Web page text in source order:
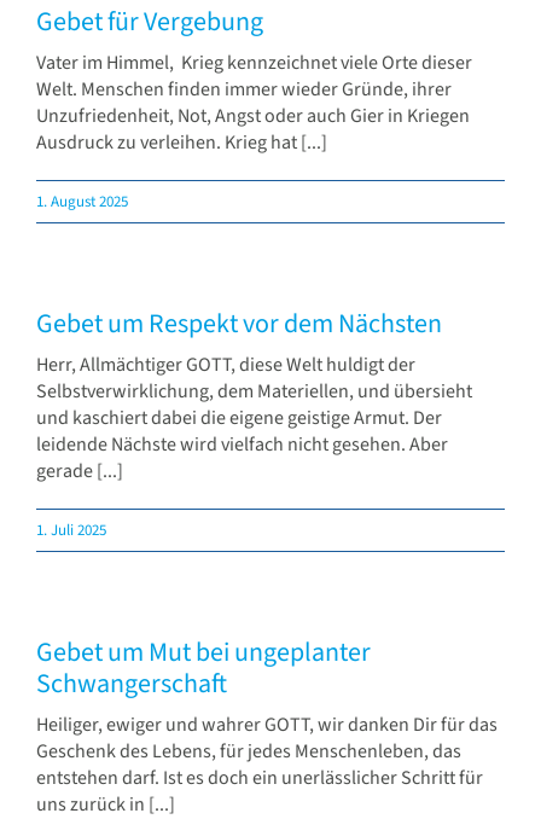
Gebet für Vergebung
Vater im Himmel, Krieg kennzeichnet viele Orte dieser
Welt. Menschen finden immer wieder Gründe, ihrer
Unzufriedenheit, Not, Angst oder auch Gier in Kriegen
Ausdruck zu verleihen. Krieg hat [...]
1. August 2025
Gebet um Respekt vor dem Nächsten
Herr, Allmächtiger GOTT, diese Welt huldigt der
Selbstverwirklichung, dem Materiellen, und übersieht
und kaschiert dabei die eigene geistige Armut. Der
leidende Nächste wird vielfach nicht gesehen. Aber
gerade [...]
1. Juli 2025
Gebet um Mut bei ungeplanter
Schwangerschaft
Heiliger, ewiger und wahrer GOTT, wir danken Dir für das
Geschenk des Lebens, für jedes Menschenleben, das
entstehen darf. Ist es doch ein unerlässlicher Schritt für
uns zurück in [...]